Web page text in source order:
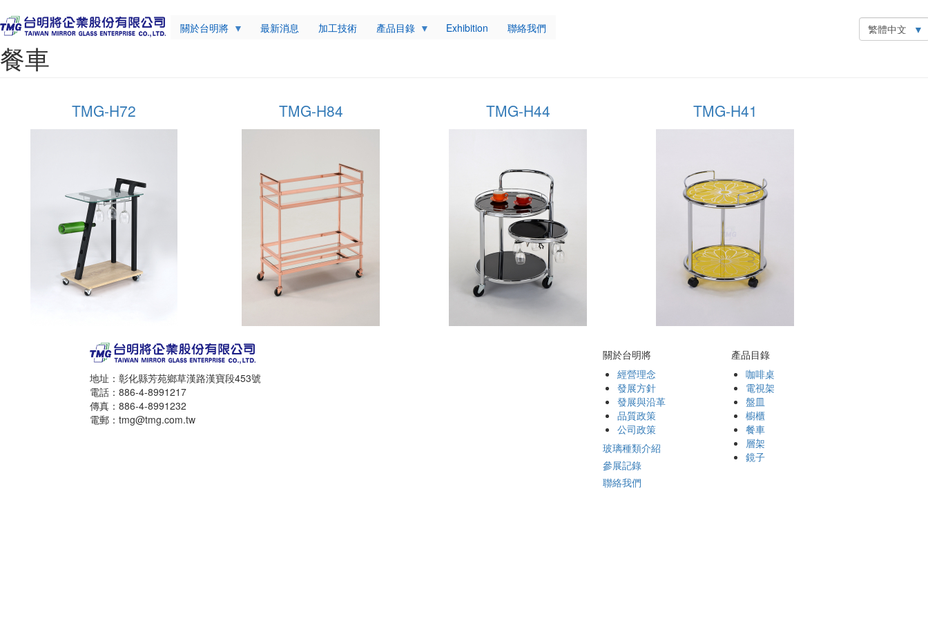
關於台明將 最新消息 加工技術 產品目錄 Exhibition 聯絡我們
Select
your
餐車
TMG-H72 TMG-H84 TMG-H44 TMG-H41
地址：彰化縣芳苑鄉草漢路漢寶段453號
電話：886-4-8991217
傳真：886-4-8991232
電郵：tmg@tmg.com.tw
關於台明將
經營理念
發展方針
發展與沿革
品質政策
公司政策
玻璃種類介紹
參展記錄
聯絡我們
產品目錄
咖啡桌
電視架
盤皿
櫥櫃
餐車
層架
鏡子